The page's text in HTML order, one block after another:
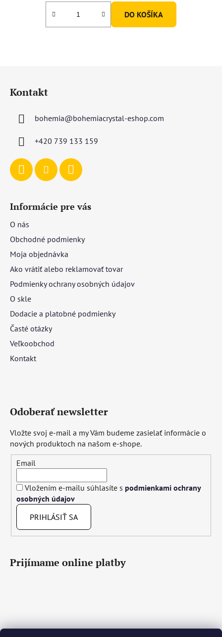
DO KOŠÍKA
Kontakt
bohemia@bohemiacrystal-eshop.com
+420 739 133 159
Informácie pre vás
O nás
Obchodné podmienky
Moja objednávka
Ako vrátiť alebo reklamovať tovar
Podmienky ochrany osobných údajov
O skle
Dodacie a platobné podmienky
Časté otázky
Veľkoobchod
Kontakt
Odoberať newsletter
Vložte svoj e-mail a my Vám budeme zasielať informácie o
nových produktoch na našom e-shope.
Email
Vložením e-mailu súhlasíte s podmienkami ochrany
osobných údajov
PRIHLÁSIŤ SA
Prijímame online platby